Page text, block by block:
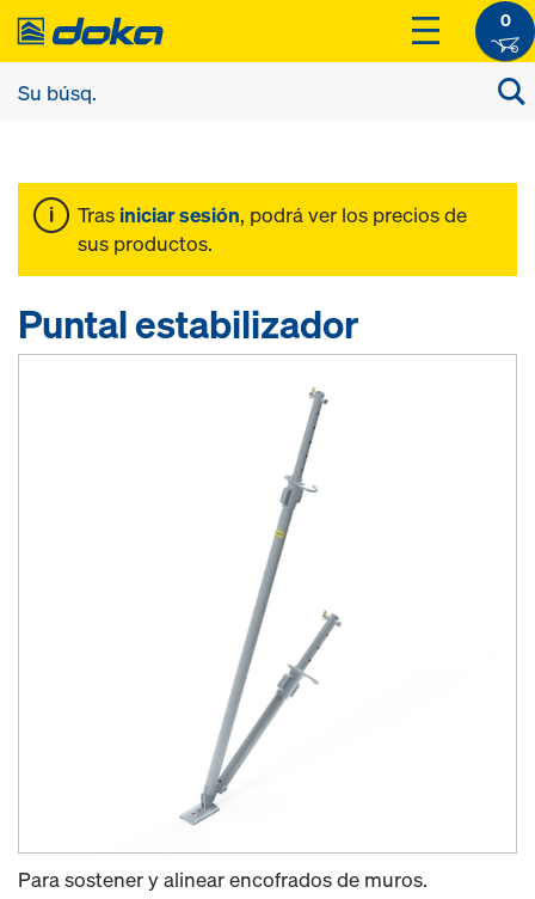
0
Tras iniciar sesión, podrá ver los precios de
sus productos.
Puntal estabilizador
Para sostener y alinear encofrados de muros.